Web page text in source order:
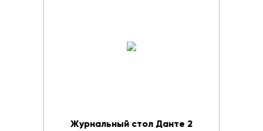
Журнальный стол Данте 2